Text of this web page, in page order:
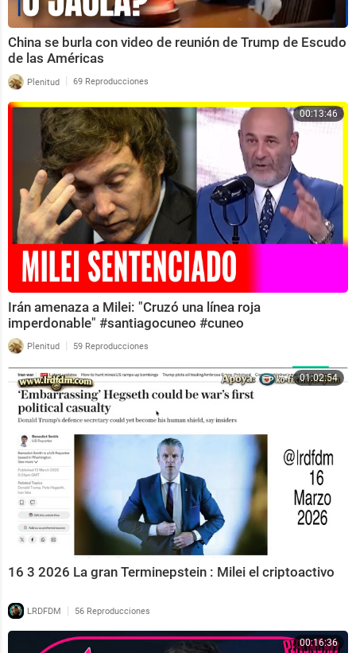
China se burla con video de reunión de Trump de Escudo
de las Américas
Plenitud | 69 Reproducciones
00:13:46
Irán amenaza a Milei: "Cruzó una línea roja
imperdonable" #santiagocuneo #cuneo
Plenitud | 59 Reproducciones
01:02:54
16 3 2026 La gran Terminepstein : Milei el criptoactivo
LRDFDM | 56 Reproducciones
00:16:36